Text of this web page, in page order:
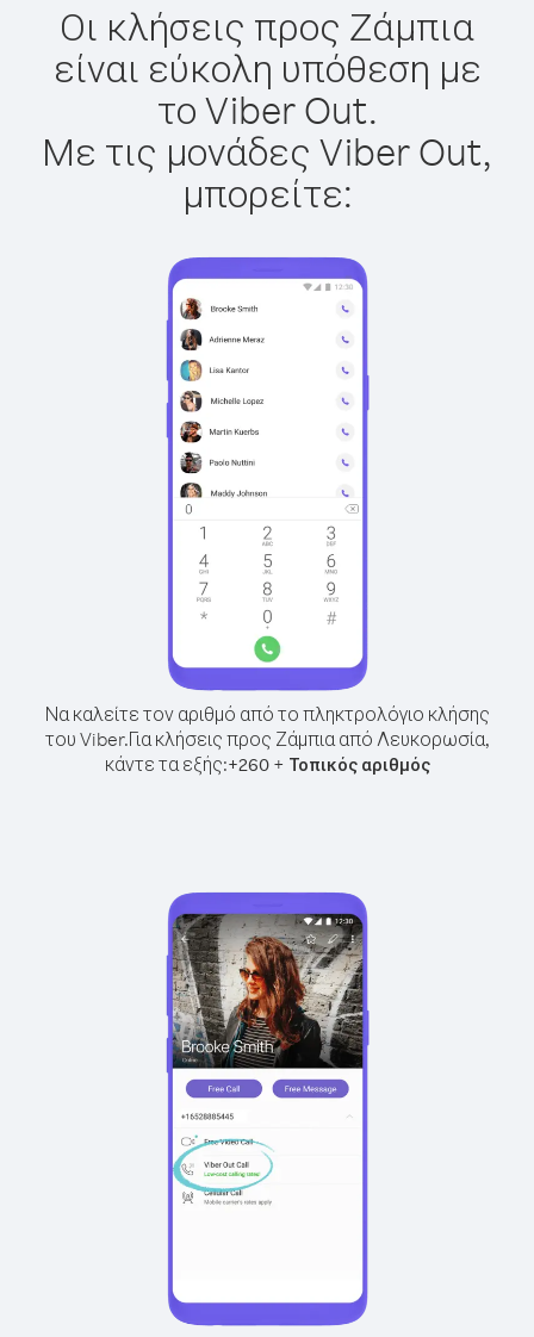
Οι κλήσεις προς Ζάμπια
είναι εύκολη υπόθεση με
το Viber Out.
Με τις μονάδες Viber Out,
μπορείτε:
Να καλείτε τον αριθμό από το πληκτρολόγιο κλήσης
του Viber.Για κλήσεις προς Ζάμπια από Λευκορωσία,
κάντε τα εξής:+260+ Τοπικός αριθμός